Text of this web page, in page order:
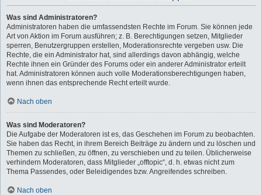
Was sind Administratoren?
Administratoren haben die umfassendsten Rechte im Forum. Sie können jede
Art von Aktion im Forum ausführen; z. B. Berechtigungen setzen, Mitglieder
sperren, Benutzergruppen erstellen, Moderationsrechte vergeben usw. Die
Rechte, die ein Administrator hat, sind allerdings davon abhängig, welche
Rechte ihnen ein Gründer des Forums oder ein anderer Administrator erteilt
hat. Administratoren können auch volle Moderationsberechtigungen haben,
wenn ihnen das entsprechende Recht erteilt wurde.
Nach oben
Was sind Moderatoren?
Die Aufgabe der Moderatoren ist es, das Geschehen im Forum zu beobachten.
Sie haben das Recht, in ihrem Bereich Beiträge zu ändern und zu löschen und
Themen zu schließen, zu öffnen, zu verschieben und zu teilen. Üblicherweise
verhindern Moderatoren, dass Mitglieder „offtopic“, d. h. etwas nicht zum
Thema Passendes, oder Beleidigendes bzw. Angreifendes schreiben.
Nach oben